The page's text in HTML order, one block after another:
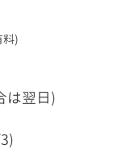
料)
は翌日)